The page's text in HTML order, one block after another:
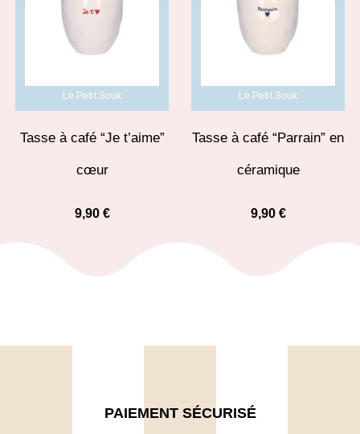
Le Petit Souk
Tasse à café “Je t’aime”
cœur
9,90 €
Le Petit Souk
Tasse à café “Parrain” en
céramique
9,90 €
PAIEMENT SÉCURISÉ